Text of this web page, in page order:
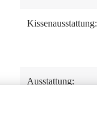
Kissenausstattung:
Ausstattung: